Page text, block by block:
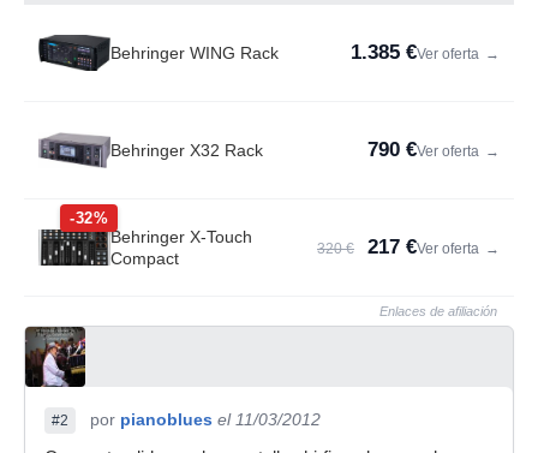
Behringer WING Rack 1.385 €Ver oferta →
Behringer X32 Rack 790 €Ver oferta →
-32%
Behringer X-Touch
Compact
320 € 217 €Ver oferta →
Enlaces de afiliación
#2 por pianoblues el 11/03/2012